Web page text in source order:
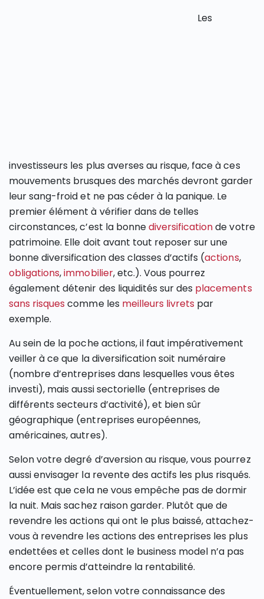
Les
investisseurs les plus averses au risque, face à ces
mouvements brusques des marchés devront garder
leur sang-froid et ne pas céder à la panique. Le
premier élément à vérifier dans de telles
circonstances, c’est la bonnediversificationde votre
patrimoine. Elle doit avant tout reposer sur une
bonne diversification des classes d’actifs (actions,
obligations,immobilier, etc.). Vous pourrez
également détenir des liquidités sur des placements
sans risques comme les meilleurs livrets par
exemple.
Au sein de la poche actions, il faut impérativement
veiller à ce que la diversification soit numéraire
(nombre d’entreprises dans lesquelles vous êtes
investi), mais aussi sectorielle (entreprises de
différents secteurs d’activité), et bien sûr
géographique (entreprises européennes,
américaines, autres).
Selon votre degré d’aversion au risque, vous pourrez
aussi envisager la revente des actifs les plus risqués.
L’idée est que cela ne vous empêche pas de dormir
la nuit. Mais sachez raison garder. Plutôt que de
revendre les actions qui ont le plus baissé, attachez-
vous à revendre les actions des entreprises les plus
endettées et celles dont le business model n’a pas
encore permis d’atteindre la rentabilité.
Éventuellement, selon votre connaissance des